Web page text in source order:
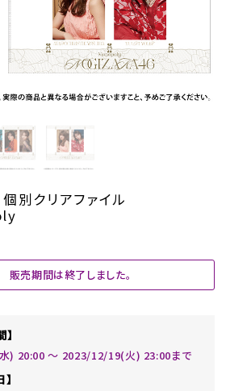
個別クリアファイル
販売期間は終了しました。
) 20:00 〜 2023/12/19(火) 23:00まで